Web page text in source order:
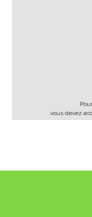
vous devez